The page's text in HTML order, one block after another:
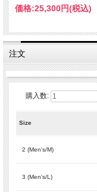
価格:25,300円(税込)
注文
購入数:
Size
2 (Men's/M)
3 (Men's/L)